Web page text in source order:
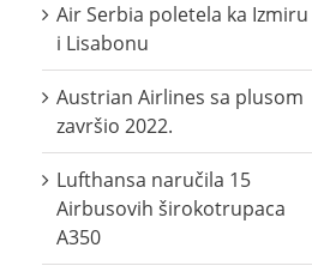
Air Serbia poletela ka Izmiru
i Lisabonu
Austrian Airlines sa plusom
završio 2022.
Lufthansa naručila 15
Airbusovih širokotrupaca
A350